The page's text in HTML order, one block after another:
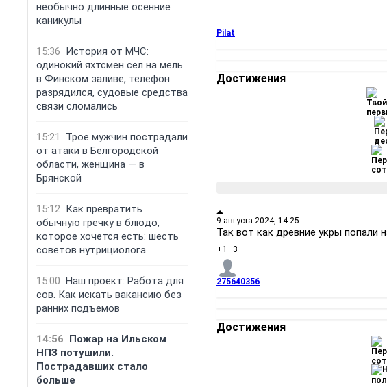
необычно длинные осенние
каникулы
15:36 История от МЧС:
одинокий яхтсмен сел на мель
в Финском заливе, телефон
разрядился, судовые средства
связи сломались
15:21
Трое мужчин пострадали
от атаки в Белгородской
области, женщина — в
Брянской
15:12 Как превратить
обычную гречку в блюдо,
которое хочется есть: шесть
советов нутрициолога
15:00 Наш проект: Работа для
сов. Как искать вакансию без
ранних подъемов
14:56 Пожар на Ильском
НПЗ потушили.
Пострадавших стало
больше
Pilat
Достижения
9 августа 2024, 14:25
Так вот как древние укры попали
+1 –3
275640356
Достижения